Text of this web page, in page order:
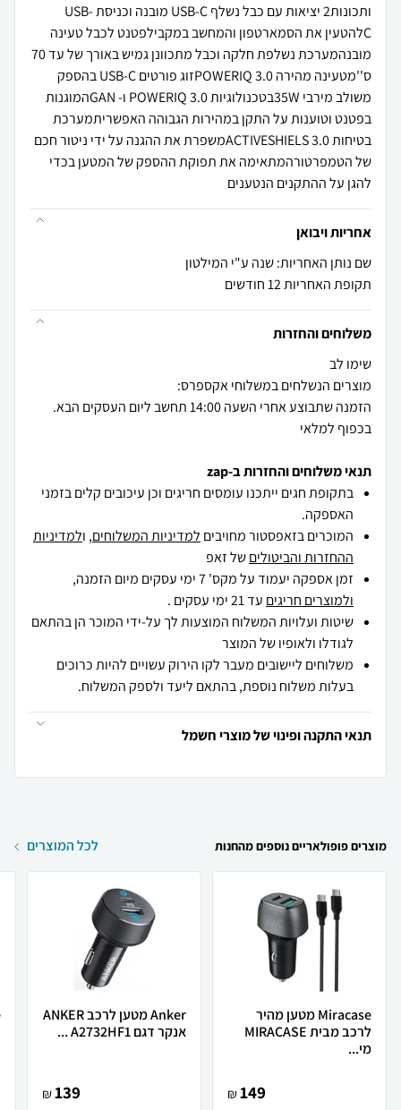
ותכונות2 יציאות עם כבל נשלף USB-C מובנה וכניסת USB-
Cלהטעין את הסמארטפון והמחשב במקבילפטנט לכבל טעינה
מובנהמערכת נשלפת חלקה וכבל מתכוונן גמיש באורך של עד 70
ס''מטעינה מהירה POWERIQ 3.0זוג פורטים USB-C בהספק
משולב מירבי 35Wבטכנולוגיות POWERIQ 3.0 ו- GANהמוגנות
בפטנט וטוענות על התקן במהירות הגבוהה האפשריתמערכת
בטיחות ACTIVESHIELS 3.0משפרת את ההגנה על ידי ניטור חכם
של הטמפרטורהמתאימה את תפוקת ההספק של המטען בכדי
להגן על ההתקנים הנטענים
אחריות ויבואן
שם נותן האחריות: שנה ע"י המילטון
תקופת האחריות 12 חודשים
משלוחים והחזרות
הזמנה שתבוצע אחרי השעה 14:00 תחשב ליום העסקים הבא.
בכפוף למלאי
תנאי משלוחים והחזרות ב-zap
בתקופת חגים ייתכנו עומסים חריגים וכן עיכובים קלים בזמני
האספקה.
המוכרים בזאפסטור מחויבים למדיניות המשלוחים, ולמדיניות
ההחזרות והביטוליםשל זאפ
זמן אספקה יעמוד על מקס' 7 ימי עסקים מיום הזמנה,
ולמוצרים חריגים עד 21 ימי עסקים .
שיטות ועלויות המשלוח המוצעות לך על-ידי המוכר הן בהתאם
לגודלו ולאופיו של המוצר
משלוחים ליישובים מעבר לקו הירוק עשויים להיות כרוכים
בעלות משלוח נוספת, בהתאם ליעד ולספק המשלוח.
תנאי התקנה ופינוי של מוצרי חשמל
מוצרים פופולאריים נוספים מהחנות לכל המוצרים
Miracase מטען מהיר
לרכב מבית MIRACASE
מי...
149
₪
Anker מטען לרכב ANKER
אנקר דגם A2732HF1 ...
139
₪